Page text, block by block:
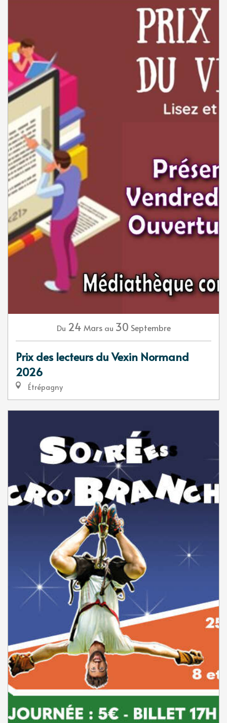
Du 24 Mars au 30 Septembre
Prix des lecteurs du Vexin Normand
2026
Étrépagny